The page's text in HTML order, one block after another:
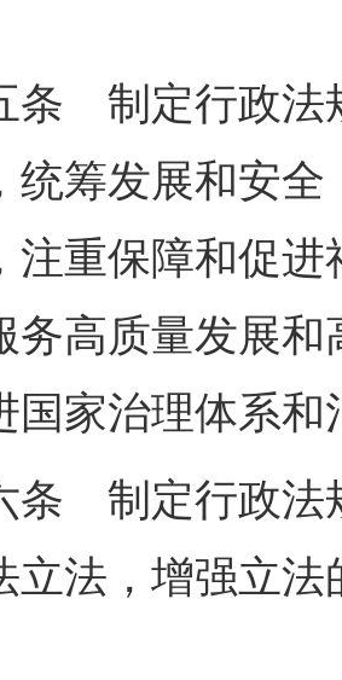
制定行政法规
统筹发展和安
注重保障和促
务高质量发展
国家治理体系
制定行政法规
立法，增强立